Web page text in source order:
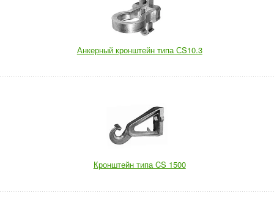
Анкерный кронштейн типа СS10.3
Кронштейн типа CS 1500